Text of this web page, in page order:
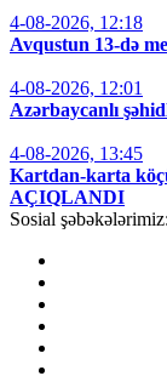
4-08-2026, 12:18
Avqustun 13-də
4-08-2026, 12:01
Azərbaycanlı
4-08-2026, 13:45
Kartdan-karta
AÇIQLANDI
Sosial şəbəkələrimiz: